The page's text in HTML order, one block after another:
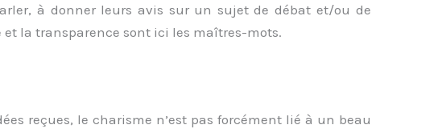
à donner leurs avis sur un sujet de débat et/ou de
et la transparence sont ici les maîtres-mots.
reçues, le charisme n’est pas forcément lié à un beau